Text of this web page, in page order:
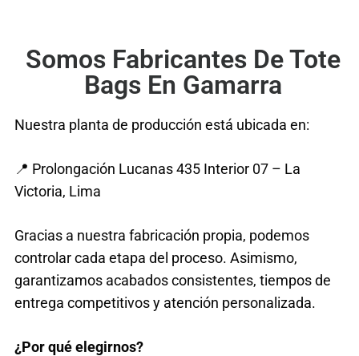
Somos Fabricantes De Tote
Bags En Gamarra
Nuestra planta de producción está ubicada en:
📍 Prolongación Lucanas 435 Interior 07 – La
Victoria, Lima
Gracias a nuestra fabricación propia, podemos
controlar cada etapa del proceso. Asimismo,
garantizamos acabados consistentes, tiempos de
entrega competitivos y atención personalizada.
¿Por qué elegirnos?